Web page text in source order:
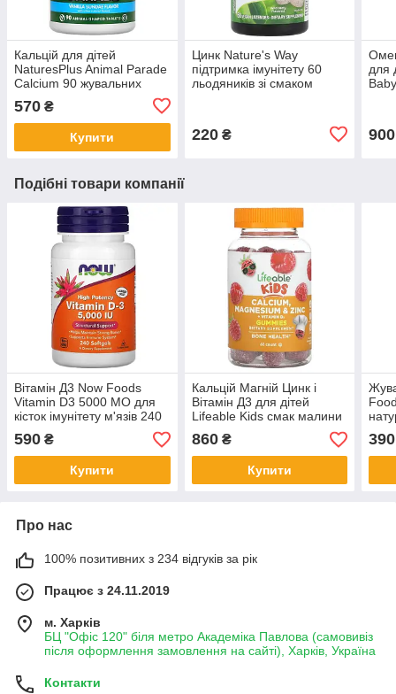
Кальцій для дітей
NaturesPlus Animal Parade
Calcium 90 жувальних
таблеток у формі тварин
570 ₴
Купити
Цинк Nature's Way
підтримка імунітету 60
льодяників зі смаком
220₴
для
900
Подібні товари компанії
Вітамін Д3 Now Foods
Vitamin D3 5000 МО для
кісток імунітету м'язів 240
капсул
590 ₴
Купити
Кальцій Магній Цинк і
Вітамін Д3 для дітей
Lifeable Kids смак малини
60 мармеладок
860₴
Купити
390
Про нас
100% позитивних з 234 відгуків за рік
Працює з 24.11.2019
м. Харків
БЦ "Офіс 120" біля метро Академіка Павлова (самовивіз
після оформлення замовлення на сайті), Харків, Україна
Контакти